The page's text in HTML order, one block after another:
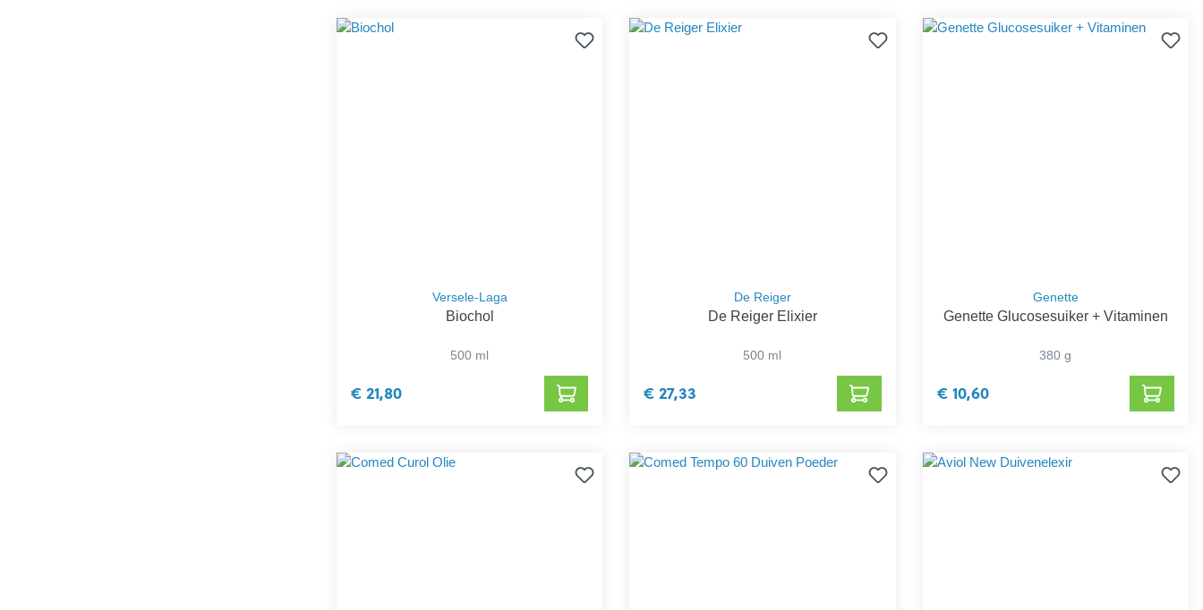
Versele-Laga
Biochol
500 ml
€ 21,80
De Reiger
De Reiger Elixier
500 ml
€ 27,33
Genette
Genette Glucosesuiker + Vitaminen
380 g
€ 10,60